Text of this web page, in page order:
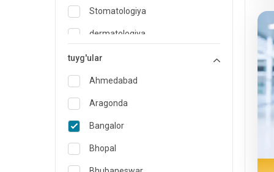
Stomatologiya
dermatologiya
Diyetolog va ovqatlanish
Endokrinologiya va diabetni
tuyg'ular
Ahmedabad
Aragonda
Bangalor
Bhopal